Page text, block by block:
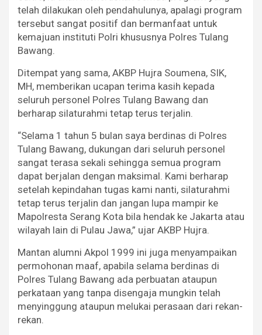
telah dilakukan oleh pendahulunya, apalagi program
tersebut sangat positif dan bermanfaat untuk
kemajuan instituti Polri khususnya Polres Tulang
Bawang.
Ditempat yang sama, AKBP Hujra Soumena, SIK,
MH, memberikan ucapan terima kasih kepada
seluruh personel Polres Tulang Bawang dan
berharap silaturahmi tetap terus terjalin.
“Selama 1 tahun 5 bulan saya berdinas di Polres
Tulang Bawang, dukungan dari seluruh personel
sangat terasa sekali sehingga semua program
dapat berjalan dengan maksimal. Kami berharap
setelah kepindahan tugas kami nanti, silaturahmi
tetap terus terjalin dan jangan lupa mampir ke
Mapolresta Serang Kota bila hendak ke Jakarta atau
wilayah lain di Pulau Jawa,” ujar AKBP Hujra.
Mantan alumni Akpol 1999 ini juga menyampaikan
permohonan maaf, apabila selama berdinas di
Polres Tulang Bawang ada perbuatan ataupun
perkataan yang tanpa disengaja mungkin telah
menyinggung ataupun melukai perasaan dari rekan-
rekan.